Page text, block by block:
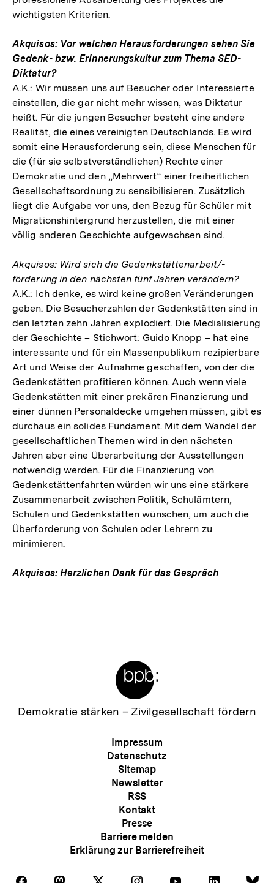
wichtigsten Kriterien.
Akquisos: Vor welchen Herausforderungen sehen Sie
Gedenk- bzw. Erinnerungskultur zum Thema SED-
Diktatur?
A.K.: Wir müssen uns auf Besucher oder Interessierte
einstellen, die gar nicht mehr wissen, was Diktatur
heißt. Für die jungen Besucher besteht eine andere
Realität, die eines vereinigten Deutschlands. Es wird
somit eine Herausforderung sein, diese Menschen für
die (für sie selbstverständlichen) Rechte einer
Demokratie und den „Mehrwert“ einer freiheitlichen
Gesellschaftsordnung zu sensibilisieren. Zusätzlich
liegt die Aufgabe vor uns, den Bezug für Schüler mit
Migrationshintergrund herzustellen, die mit einer
völlig anderen Geschichte aufgewachsen sind.
Akquisos: Wird sich die Gedenkstättenarbeit/-
förderung in den nächsten fünf Jahren verändern?
A.K.: Ich denke, es wird keine großen Veränderungen
geben. Die Besucherzahlen der Gedenkstätten sind in
den letzten zehn Jahren explodiert. Die Medialisierung
der Geschichte – Stichwort: Guido Knopp – hat eine
interessante und für ein Massenpublikum rezipierbare
Art und Weise der Aufnahme geschaffen, von der die
Gedenkstätten profitieren können. Auch wenn viele
Gedenkstätten mit einer prekären Finanzierung und
einer dünnen Personaldecke umgehen müssen, gibt es
durchaus ein solides Fundament. Mit dem Wandel der
gesellschaftlichen Themen wird in den nächsten
Jahren aber eine Überarbeitung der Ausstellungen
notwendig werden. Für die Finanzierung von
Gedenkstättenfahrten würden wir uns eine stärkere
Zusammenarbeit zwischen Politik, Schulämtern,
Schulen und Gedenkstätten wünschen, um auch die
Überforderung von Schulen oder Lehrern zu
minimieren.
Akquisos: Herzlichen Dank für das Gespräch
Zur
Demokratie stärken – Zivilgesellschaft fördern
Meta-
Navigation
Impressum
Datenschutz
Sitemap
Newsletter
RSS
Kontakt
Presse
Barriere melden
Erklärung zur Barrierefreiheit